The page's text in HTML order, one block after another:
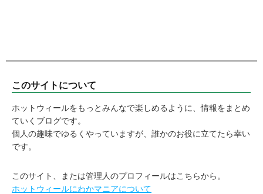
このサイトについて
ホットウィールをもっとみんなで楽しめるように、情報をまとめ
ていくブログです。
個人の趣味でゆるくやっていますが、誰かのお役に立てたら幸い
です。
このサイト、または管理人のプロフィールはこちらから。
ホットウィールにわかマニアについて